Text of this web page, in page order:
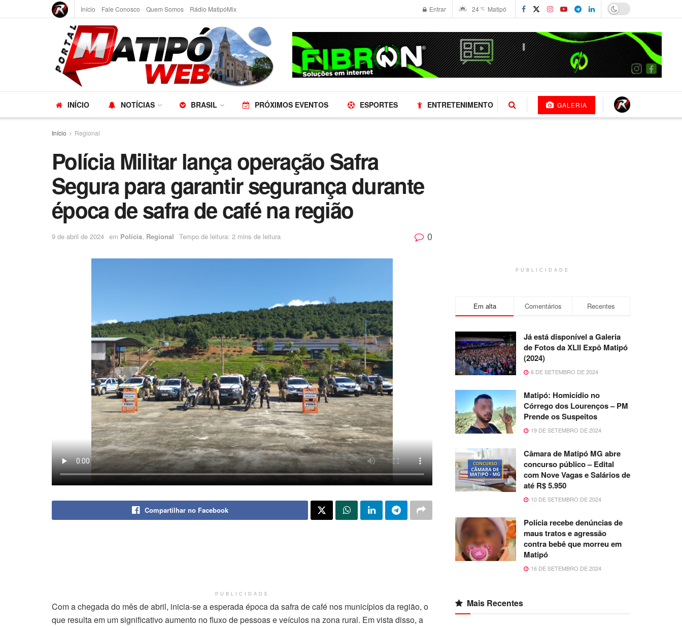
Início Fale Conosco Quem Somos Rádio MatipóMix Entrar 24°C Matipó
INÍCIO NOTÍCIAS BRASIL PRÓXIMOS EVENTOS ESPORTES ENTRETENIMENTO GALERIA
Início Regional
Polícia Militar lança operação Safra
Segura para garantir segurança durante
época de safra de café na região
9 de abril de 2024 em Polícia, Regional Tempo de leitura: 2 mins de leitura 0
Compartilhar no Facebook
PUBLICIDADE
Com a chegada do mês de abril, inicia-se a esperada época da safra de café nos municípios da região, o
que resulta em um significativo aumento no fluxo de pessoas e veículos na zona rural. Em vista disso, a
PUBLICIDADE
Em alta Comentários Recentes
Já está disponível a Galeria
de Fotos da XLII Expô Matipó
(2024)
6 DE SETEMBRO DE 2024
Matipó: Homicídio no
Córrego dos Lourenços – PM
Prende os Suspeitos
19 DE SETEMBRO DE 2024
Câmara de Matipó MG abre
concurso público – Edital
com Nove Vagas e Salários de
até R$ 5.950
10 DE SETEMBRO DE 2024
Polícia recebe denúncias de
maus tratos e agressão
contra bebê que morreu em
Matipó
16 DE SETEMBRO DE 2024
Mais Recentes